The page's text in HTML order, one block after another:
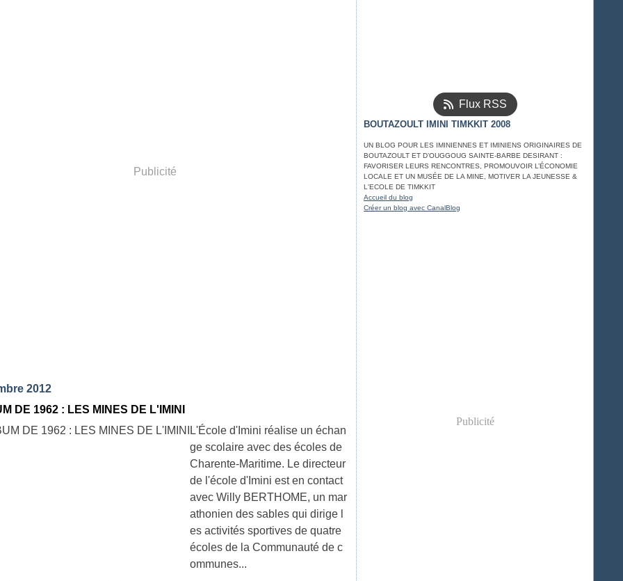
Publicité
2012
DE 1962 : LES MINES DE L'IMINI
L'École d'Imini réalise un échan
ge scolaire avec des écoles de
Charente-Maritime. Le directeur
de l'école d'Imini est en contact
avec Willy BERTHOME, un mar
athonien des sables qui dirige l
es activités sportives de quatre
écoles de la Communauté de c
ommunes...
Flux RSS
BOUTAZOULT IMINI TIMKKIT 2008
UN BLOG POUR LES IMINIENNES ET IMINIENS ORIGINAIRES DE
BOUTAZOULT ET D’OUGGOUG SAINTE-BARBE DESIRANT :
FAVORISER LEURS RENCONTRES, PROMOUVOIR L’ÉCONOMIE
LOCALE ET UN MUSÉE DE LA MINE, MOTIVER LA JEUNESSE &
L'ECOLE DE TIMKKIT
Accueil du blog
Créer un blog avec CanalBlog
Publicité